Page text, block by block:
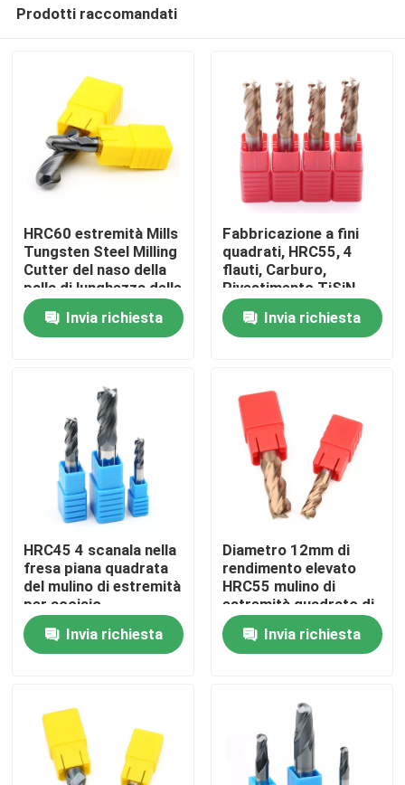
Casa
Prodotti
Chi siamo
Giro della fabbrica
Controllo di qualità
Contattaci
Richiedi un preventivo
Inserzioni del carburo di tungsteno
Prodotti raccomandati
HRC60 estremità Mills
Tungsten Steel Milling
Cutter del naso della
palla di lunghezza delle
flauto del carburo 2
con la testa della palla
Invia richiesta
Fabbricazione a fini
quadrati, HRC55, 4
flauti, Carburo,
Rivestimento TiSiN
Invia richiesta
HRC45 4 scanala nella
fresa piana quadrata
del mulino di estremità
per acciaio
inossidabile
Invia richiesta
Diametro 12mm di
rendimento elevato
HRC55 mulino di
estremità quadrato di
4 flauto per ghisa
d'acciaioInvia richiesta